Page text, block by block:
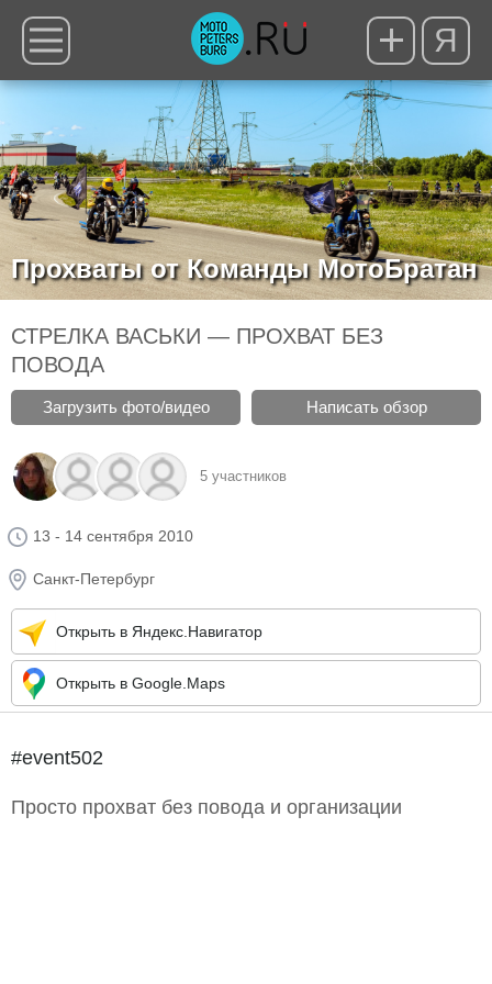
Я
Прохваты от Команды МотоБратан
СТРЕЛКА ВАСЬКИ — ПРОХВАТ БЕЗ
ПОВОДА
Загрузить фото/видео Написать обзор
5 участников
13 - 14 сентября 2010
Санкт-Петербург
Открыть в Яндекс.Навигатор
Открыть в Google.Maps
#event502
Просто прохват без повода и организации